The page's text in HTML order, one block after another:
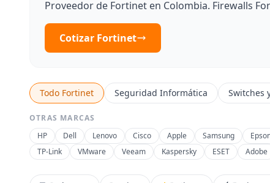
Proveedor de Fortinet en Colombia. Firewalls
Cotizar Fortinet
Todo Fortinet Seguridad Informática Switches
OTRAS MARCAS
HP
Dell Lenovo Cisco Apple Samsung
TP-Link
VMware Veeam Kaspersky ESET Adobe